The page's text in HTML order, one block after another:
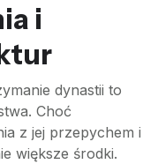
i
dynastii to
Choć
z jej przepychem i
większe środki.